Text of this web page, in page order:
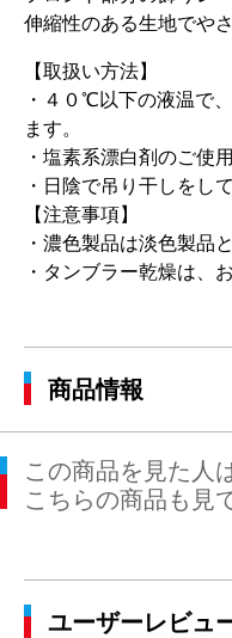
伸縮性のある生地でや
【取扱い方法】
・４０℃以下の液温で
ます。
・塩素系漂白剤のご使
・日陰で吊り干しをし
【注意事項】
・濃色製品は淡色製品
・タンブラー乾燥は、
商品情報
この商品を見た人
こちらの商品も見
ユーザーレビュ